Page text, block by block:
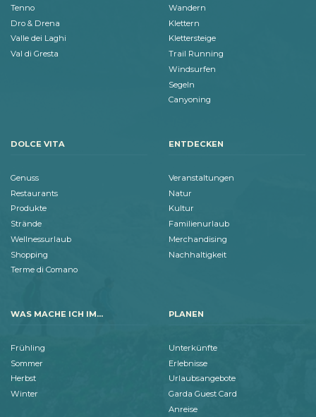
Tenno
Dro & Drena
Valle dei Laghi
Val di Gresta
Wandern
Klettern
Klettersteige
Trail Running
Windsurfen
Segeln
Canyoning
DOLCE VITA
Genuss
Restaurants
Produkte
Strände
Wellnessurlaub
Shopping
Terme di Comano
ENTDECKEN
Veranstaltungen
Natur
Kultur
Familienurlaub
Merchandising
Nachhaltigkeit
WAS MACHE ICH IM...
Frühling
Sommer
Herbst
Winter
PLANEN
Unterkünfte
Erlebnisse
Urlaubsangebote
Garda Guest Card
Anreise